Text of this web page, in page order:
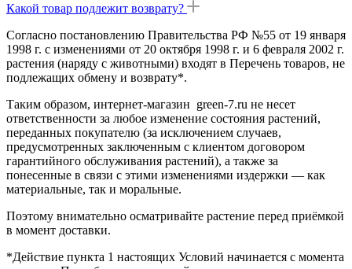
Какой товар подлежит возврату?
Согласно постановлению Правительства РФ №55 от 19 января
1998 г. с изменениями от 20 октября 1998 г. и 6 февраля 2002 г.
растения (наряду с животными) входят в Перечень товаров, не
подлежащих обмену и возврату*.
Таким образом, интернет-магазин green-7.ru не несет
ответственности за любое изменение состояния растений,
переданных покупателю (за исключением случаев,
предусмотренных заключенным с клиентом договором
гарантийного обслуживания растений), а также за
понесенные в связи с этими изменениями издержки — как
материальные, так и моральные.
Поэтому внимательно осматривайте растение перед приёмкой
в момент доставки.
*Действие пункта 1 настоящих Условий начинается с момента